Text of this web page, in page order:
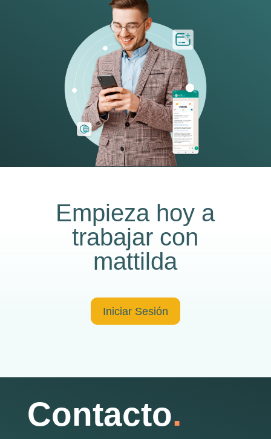
Empieza hoy a
trabajar con
mattilda
Iniciar Sesión
Contacto.